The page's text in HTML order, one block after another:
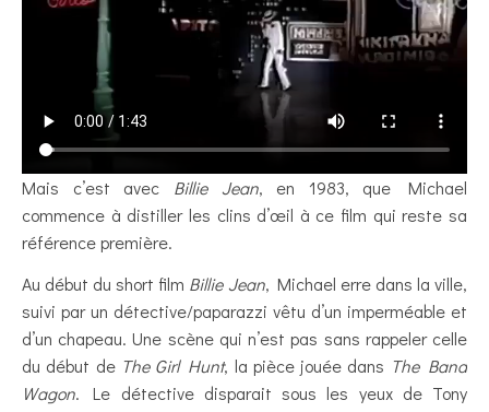
Mais c’est avec Billie Jean, en 1983, que Michael
commence à distiller les clins d’œil à ce film qui reste sa
référence première.
Au début du short film Billie Jean, Michael erre dans la ville,
suivi par un détective/paparazzi vêtu d’un imperméable et
d’un chapeau. Une scène qui n’est pas sans rappeler celle
du début de The Girl Hunt, la pièce jouée dans The Band
Wagon. Le détective disparait sous les yeux de Tony